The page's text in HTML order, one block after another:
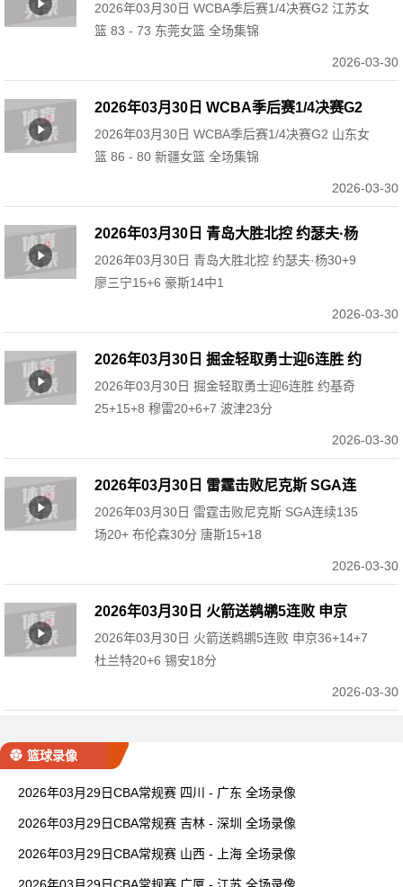
江苏女篮 83 - 73 东莞女篮 全场集锦
2026年03月30日 WCBA季后赛1/4决赛G2 江苏女
篮 83 - 73 东莞女篮 全场集锦
2026-03-30
2026年03月30日 WCBA季后赛1/4决赛G2
山东女篮 86 - 80 新疆女篮 全场集锦
2026年03月30日 WCBA季后赛1/4决赛G2 山东女
篮 86 - 80 新疆女篮 全场集锦
2026-03-30
2026年03月30日 青岛大胜北控 约瑟夫·杨
30+9 廖三宁15+6 豪斯14中1
2026年03月30日 青岛大胜北控 约瑟夫·杨30+9
廖三宁15+6 豪斯14中1
2026-03-30
2026年03月30日 掘金轻取勇士迎6连胜 约
基奇25+15+8 穆雷20+6+7 波津23分
2026年03月30日 掘金轻取勇士迎6连胜 约基奇
25+15+8 穆雷20+6+7 波津23分
2026-03-30
2026年03月30日 雷霆击败尼克斯 SGA连
续135场20+ 布伦森30分 唐斯15+18
2026年03月30日 雷霆击败尼克斯 SGA连续135
场20+ 布伦森30分 唐斯15+18
2026-03-30
2026年03月30日 火箭送鹈鹕5连败 申京
36+14+7 杜兰特20+6 锡安18分
2026年03月30日 火箭送鹈鹕5连败 申京36+14+7
杜兰特20+6 锡安18分
2026-03-30
篮球录像
2026年03月29日CBA常规赛 四川 - 广东 全场录像
2026年03月29日CBA常规赛 吉林 - 深圳 全场录像
2026年03月29日CBA常规赛 山西 - 上海 全场录像